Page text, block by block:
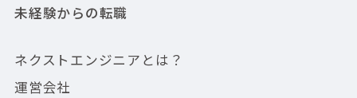
未経験からの転職
ネクストエンジニアとは？
運営会社